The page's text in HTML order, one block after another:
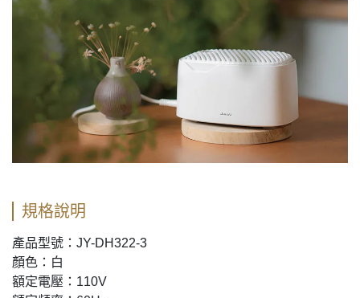
規格說明
產品型號：JY-DH322-3
顏色：白
額定電壓：110V